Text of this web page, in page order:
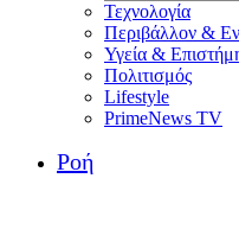
Τεχνολογία
Περιβάλλον &
Υγεία &
Πολιτισμός
Lifestyle
PrimeNews TV
Ροή